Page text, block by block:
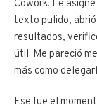
Cowork. Le
texto pulido,
resultados,
útil. Me pareció
más como
Ese fue el